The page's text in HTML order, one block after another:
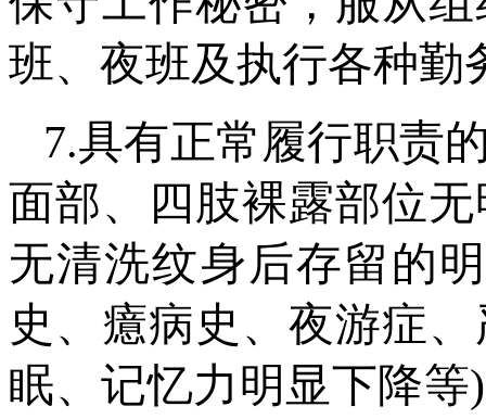
班、夜班及执行各种勤
7.具有正常履行职责
面部、四肢裸露部位
无清洗纹身后存留的
史、癔病史、夜游症
眠、记忆力明显下降